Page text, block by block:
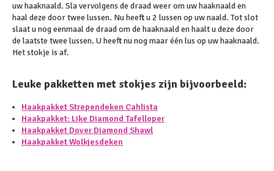
uw haaknaald. Sla vervolgens de draad weer om uw haaknaald en
haal deze door twee lussen. Nu heeft u 2 lussen op uw naald. Tot slot
slaat u nog eenmaal de draad om de haaknaald en haalt u deze door
de laatste twee lussen. U heeft nu nog maar één lus op uw haaknaald.
Het stokje is af.
Leuke pakketten met stokjes zijn bijvoorbeeld:
Haakpakket Strependeken Cahlista
Haakpakket: Like Diamond Tafelloper
Haakpakket Dover Diamond Shawl
Haakpakket Wolkjesdeken